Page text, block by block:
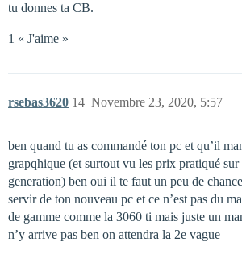
tu donnes ta CB.
1 « J'aime »
rsebas3620 Novembre 23, 2020, 5:57
14
ben quand tu as commandé ton pc et qu’il
grapqhique (et surtout vu les prix pratiqué sur
generation) ben oui il te faut un peu de
servir de ton nouveau pc et ce n’est pas du
de gamme comme la 3060 ti mais juste un
n’y arrive pas ben on attendra la 2e vague